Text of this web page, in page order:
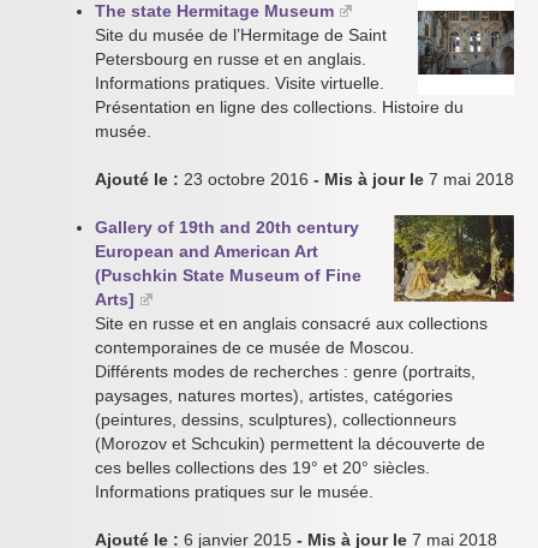
The state Hermitage Museum
Site du musée de l’Hermitage de Saint
Petersbourg en russe et en anglais.
Informations pratiques. Visite virtuelle.
Présentation en ligne des collections. Histoire du
musée.
Ajouté le : 23 octobre 2016 - Mis à jour le 7 mai 2018
Gallery of 19th and 20th century
European and American Art
(Puschkin State Museum of Fine
Arts]
Site en russe et en anglais consacré aux collections
contemporaines de ce musée de Moscou.
Différents modes de recherches : genre (portraits,
paysages, natures mortes), artistes, catégories
(peintures, dessins, sculptures), collectionneurs
(Morozov et Schcukin) permettent la découverte de
ces belles collections des 19° et 20° siècles.
Informations pratiques sur le musée.
Ajouté le : 6 janvier 2015 - Mis à jour le 7 mai 2018